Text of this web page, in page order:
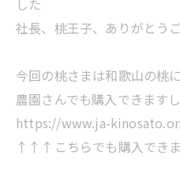
した
社長、桃王子、ありがとう
今回の桃さまは和歌山の桃
農園さんでも購入できますし
https://www.ja-
↑↑↑こちらでも購入でき